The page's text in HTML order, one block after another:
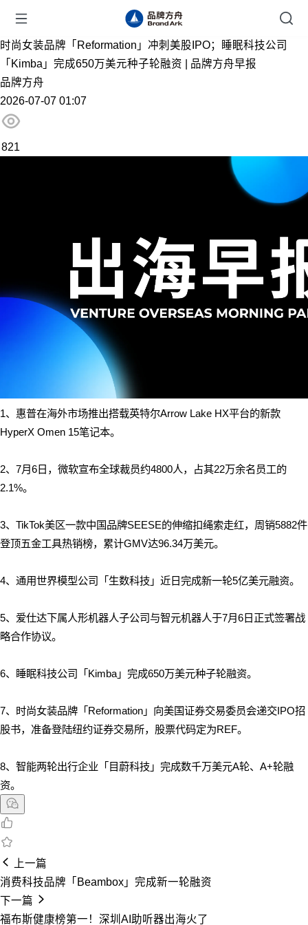
时尚女装品牌「Reformation」冲刺美股IPO；睡眠科技公司
「Kimba」完成650万美元种子轮融资 | 品牌方舟早报
品牌方舟
2026-07-07 01:07
821
1、 惠普在海外市场推出搭载英特尔Arrow Lake HX平台的新款
HyperX Omen 15笔记本。
2、 7月6日，微软宣布全球裁员约4800人，占其22万余名员工的
2.1%。
3、 TikTok美区一款中国品牌SEESE的伸缩扣绳索走红，周销5882件
登顶五金工具热销榜，累计GMV达96.34万美元。
4、通用世界模型公司「生数科技」近日完成新一轮5亿美元融资。
5、爱仕达下属人形机器人子公司与智元机器人于7月6日正式签署战
略合作协议。
6、睡眠科技公司「Kimba」完成650万美元种子轮融资。
7、时尚女装品牌「Reformation」 向美国证券交易委员会递交IPO招
股书，准备登陆纽约证券交易所，股票代码定为REF。
8、智能两轮出行企业「目蔚科技」完成数千万美元A轮、A+轮融
资。
上一篇
消费科技品牌「Beambox」完成新一轮融资
下一篇
福布斯健康榜第一！深圳AI助听器出海火了